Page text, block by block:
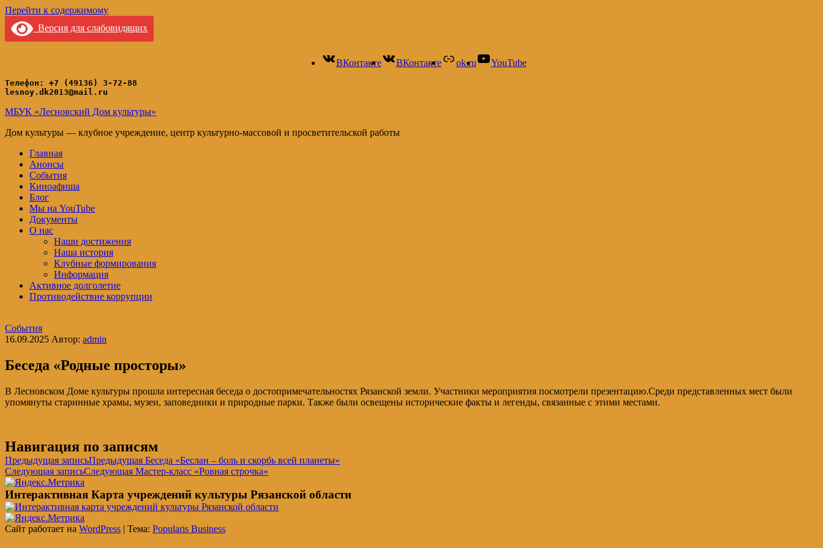
Перейти к содержимому
Версия для слабовидящих
ВКонтакте ВКонтакте ok.ru YouTube
Телефон: +7 (49136) 3-72-88
lesnoy.dk2013@mail.ru
МБУК «Лесновский Дом культуры»
Дом культуры — клубное учреждение, центр культурно-массовой и просветительской работы
Главная
Анонсы
События
Киноафиша
Блог
Мы на YouTube
Документы
О нас
Наши достижения
Наша история
Клубные формирования
Информация
Активное долголетие
Противодействие коррупции
События
16.09.2025 Автор: admin
Беседа «Родные просторы»
В Лесновском Доме культуры прошла интересная беседа о достопримечательностях Рязанской земли. Участники мероприятия посмотрели презентацию.Среди представленных мест были
упомянуты старинные храмы, музеи, заповедники и природные парки. Также были освещены исторические факты и легенды, связанные с этими местами.
Навигация по записям
Предыдущая записьПредыдущая Беседа «Беслан – боль и скорбь всей планеты»
Следующая записьСледующая Мастер-класс «Ровная строчка»
Интерактивная Карта учреждений культуры Рязанской области
Сайт работает на WordPress | Тема: Popularis Business